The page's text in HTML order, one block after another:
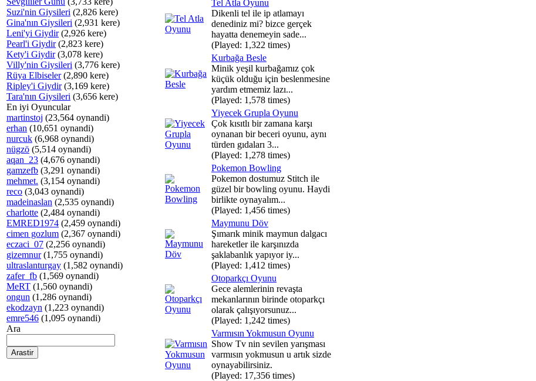
Suzi'nin Giysileri (2,826 kere)
Gina'nın Giysileri (2,931 kere)
Leni'yi Giydir(2,926 kere)
Pearl'i Giydir(2,823 kere)
Kety'i Giydir(3,078 kere)
Villy'nin Giysileri (3,776 kere)
Rüya Elbiseler(2,890 kere)
Ripley'i Giydir(3,169 kere)
Tara'nın Giysileri (3,656 kere)
En iyi Oyuncular
martinstoj (23,564 oynandi)
erhan (10,651 oynandi)
nurcuk (6,968 oynandi)
nügzö (5,514 oynandi)
aqan_23 (4,676 oynandi)
gamzefb (3,291 oynandi)
mehmet. (3,154 oynandi)
reco (3,043 oynandi)
madeinaslan (2,535 oynandi)
charlotte (2,484 oynandi)
EMRED1974 (2,459 oynandi)
cimen gozlum (2,367 oynandi)
eczaci_07 (2,256 oynandi)
gizemnur(1,755 oynandi)
ultraslanturgay (1,582 oynandi)
zafer_fb (1,569 oynandi)
MeRT (1,560 oynandi)
ongun (1,286 oynandi)
ekodzayn (1,223 oynandi)
emre546 (1,095 oynandi)
Ara
Tel Atla Oyunu
Dikenli tel ile ip atlamayı
denediniz mi? bizce gerçek
hayatta denemeyin sade...
(Played: 1,322 times)
Kurbağa Besle
Minik yeşil kurbağamız çok
küçük olduğu için beslenmesine
yardım etmemiz lazı...
(Played: 1,578 times)
Yiyecek Grupla Oyunu
Çok kısıtlı bir zamana karşı
oynanan bir beceri oyunu, aynı
türden gıdaları 3...
(Played: 1,278 times)
Pokemon Bowling
Pokemon dostumuz Stitch ile
güzel bir bowling oyunu. Haydi
birlikte oynayalım...
(Played: 1,456 times)
Maymunu Döv
Şımarık minik maymun dalgacı
hareketler ile karşınızda
şaklabanlık yapıyor iy...
(Played: 1,412 times)
Otoparkçı Oyunu
Gece alemlerinin revaşta
mekanlarının birinde otoparkçı
olarak çalışıyorsunuz...
(Played: 1,242 times)
Varmısın Yokmusun Oyunu
Show Tv nin sevilen yarışması
varmısın yokmusun u artık sizde
oynayabilirsiniz.
(Played: 17,356 times)